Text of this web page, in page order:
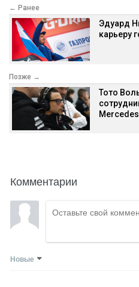
← Ранее
Эдуард
карьеру
Позже →
Тото
Mercedes
Комментарии
Новые